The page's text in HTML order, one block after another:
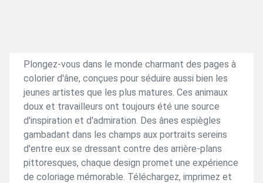
Plongez-vous dans le monde charmant des pages à
colorier d'âne, conçues pour séduire aussi bien les
jeunes artistes que les plus matures. Ces animaux
doux et travailleurs ont toujours été une source
d'inspiration et d'admiration. Des ânes espiègles
gambadant dans les champs aux portraits sereins
d'entre eux se dressant contre des arrière-plans
pittoresques, chaque design promet une expérience
de coloriage mémorable. Téléchargez, imprimez et